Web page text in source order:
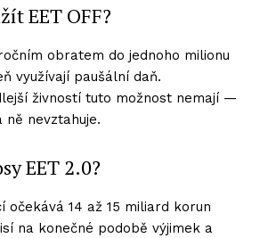
EET OFF?
obratem do jednoho milionu
využívají paušální daň.
živností tuto možnost nemají —
ně nevztahuje.
EET 2.0?
očekává 14 až 15 miliard korun
na konečné podobě výjimek a